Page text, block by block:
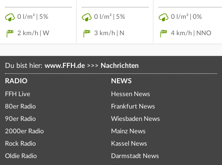
0 l/m² | 5%
2 km/h | W
0 l/m² | 5%
3 km/h | N
0 l/m² | 0%
4 km/h | NNO
Du bist hier: www.FFH.de >>> Nachrichten
RADIO
FFH Live
80er Radio
90er Radio
2000er Radio
Rock Radio
Oldie Radio
NEWS
Hessen News
Frankfurt News
Wiesbaden News
Mainz News
Kassel News
Darmstadt News